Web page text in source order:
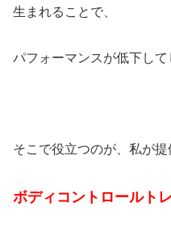
生まれることで、
パフォーマンスが低下して
そこで役立つのが、私が提
ボディコントロールト